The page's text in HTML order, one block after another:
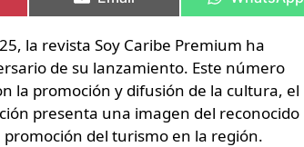
la revista Soy Caribe Premium ha
de su lanzamiento. Este número
la promoción y difusión de la cultura, el
presenta una imagen del reconocido
del turismo en la región.